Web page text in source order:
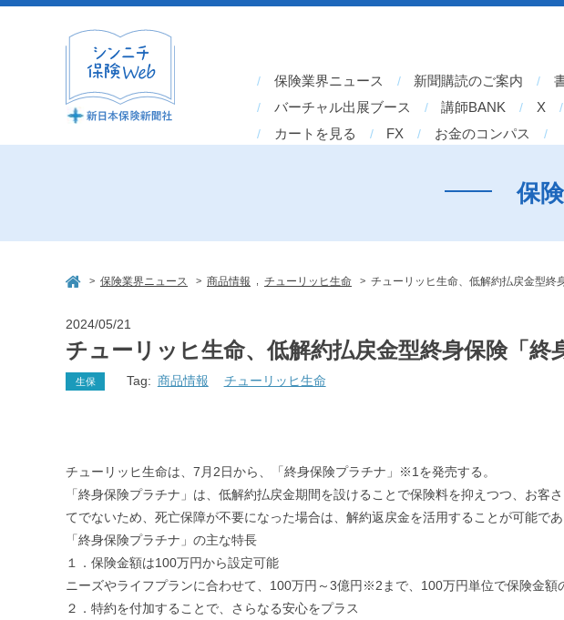
保険業界ニュース 新聞購読のご案内
バーチャル出展ブース
講師BANK X
カートを見る
FX お金のコンパス
保
> 保険業界ニュース > 商品情報 チューリッヒ生命 > チューリッヒ生命、低解約払戻金型終
2024/05/21
チューリッヒ生命、低解約払戻金型終身保険「終
生保 Tag: 商品情報 チューリッヒ生命
チューリッヒ生命は、7月2日から、「終身保険プラチナ」※1を発売する。
「終身保険プラチナ」は、低解約払戻金期間を設けることで保険料を抑えつつ、お
てでないため、死亡保障が不要になった場合は、解約返戻金を活用することが可能であ
「終身保険プラチナ」の主な特長
１．保険金額は100万円から設定可能
ニーズやライフプランに合わせて、100万円～3億円※2まで、100万円単位で保険金額
２．特約を付加することで、さらなる安心をプラス